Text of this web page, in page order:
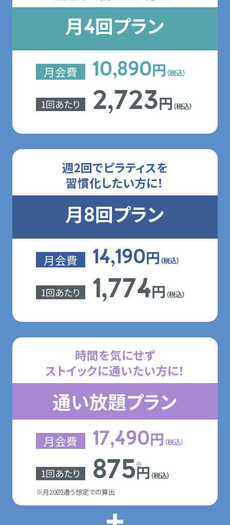
月4回プラン
月会費 10,890円 （税込）
1回あたり 2,723円 （税込）
週2回でピラティスを
習慣化したい方に！
月8回プラン
月会費 14,190円 （税込）
1回あたり 1,774円 （税込）
時間を気にせず
ストイックに通いたい方に！
通い放題プラン
月会費 17,490円 （税込）
1回あたり 875円 （税込）
※
※月20回通う想定での算出